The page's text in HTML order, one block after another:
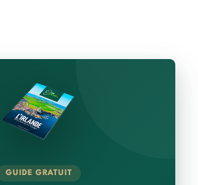
GUIDE GRATUIT